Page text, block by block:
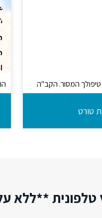
טורט
טיפולך המסור. הקב"ה
טלפונית **ללא